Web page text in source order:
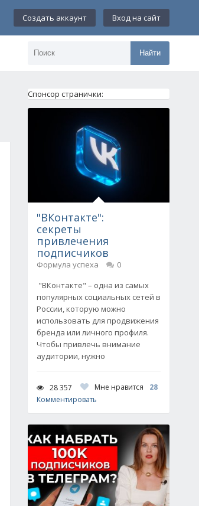
Создать аккаунт Вход на сайт
Найти
Спонсор странички:
"ВКонтакте":
секреты
привлечения
подписчиков
Формула успеха
0
"ВКонтакте" – одна из самых
популярных социальных сетей в
России, которую можно
использовать для продвижения
бренда или личного профиля.
Чтобы привлечь внимание
аудитории, нужно
28 357 Мне нравится
28
Комментировать